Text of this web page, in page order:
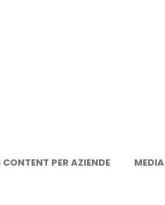
CONTENT PER AZIENDE